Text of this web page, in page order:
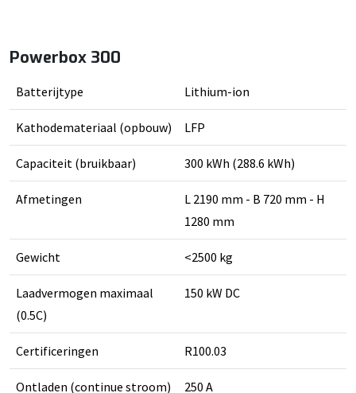
Powerbox 300
Batterijtype Lithium-ion
Kathodemateriaal (opbouw) LFP
Capaciteit (bruikbaar) 300 kWh (288.6 kWh)
Afmetingen
L 2190 mm - B 720 mm - H
1280 mm
Gewicht <2500 kg
Laadvermogen maximaal
(0.5C)
150 kW DC
Certificeringen R100.03
Ontladen (continue stroom) 250 A